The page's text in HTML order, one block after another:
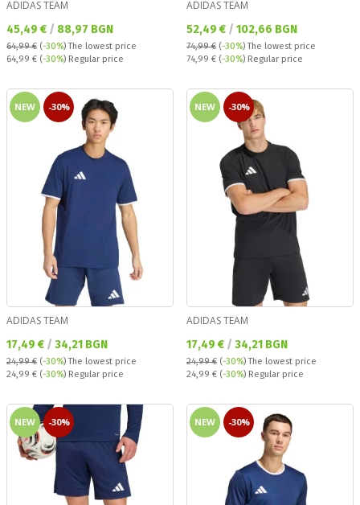
ADIDAS TEAM
Текуща цена:
45,49 € / 88,97 BGN
64,99 € (-30%)The lowest price
Regular price:
64,99 € (-30%) Regular price
ADIDAS TEAM
Текуща цена:
52,49 € / 102,66 BGN
74,99 € (-30%)The lowest price
Regular price:
74,99 € (-30%) Regular price
NEW -30%
ADIDAS TEAM
Текуща цена:
17,49 € / 34,21 BGN
24,99 € (-30%)The lowest price
Regular price:
24,99 € (-30%) Regular price
NEW -30%
ADIDAS TEAM
Текуща цена:
17,49 € / 34,21 BGN
24,99 € (-30%)The lowest price
Regular price:
24,99 € (-30%) Regular price
NEW -30% NEW -30%